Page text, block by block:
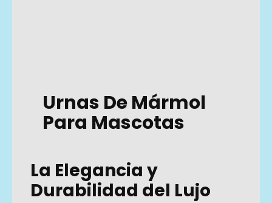
Urnas De Mármol
Para Mascotas
La Elegancia y
Durabilidad del Lujo